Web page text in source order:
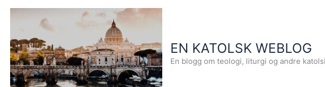
Hopp
innholdet
EN KATOLSK WEBLOG
En blogg om teologi, liturgi og andre